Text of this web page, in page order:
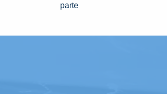
parte